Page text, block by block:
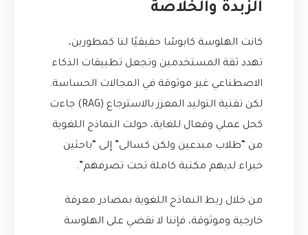
الزبدة والخلاصة
كانت الهلوسة كابوسًا حقيقيًا لنا كمطورين،
تهدد ثقة المستخدمين وتجعل تطبيقات الذكاء
الاصطناعي غير موثوقة في المجالات الحساسة.
لكن تقنية التوليد المعزز بالاسترجاع (RAG) جاءت
كحل عملي وفعال للغاية، حولت النماذج اللغوية
من “طلاب مبدعين ولكن كسالى” إلى “باحثين
خبراء لديهم مكتبة كاملة تحت تصرفهم”.
من خلال ربط النماذج اللغوية بمصادر معرفة
خارجية وموثوقة، فإننا لا نقضي على الهلوسة